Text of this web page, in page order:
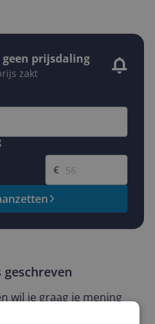
prijsdaling
zakt
Gewenste prijs
€
geschreven
wil je graag je mening
het schrijven van je